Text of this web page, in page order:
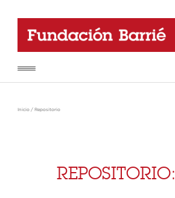
Inicio / Repositorio
REPOSITORIO: